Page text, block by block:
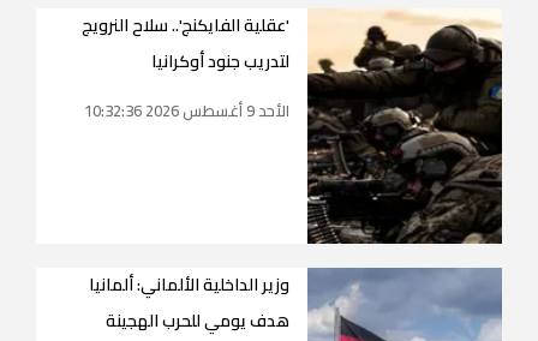
'عقلية الفايكنج'.. سلاح النرويج
لتدريب جنود أوكرانيا
الأحد 9 أغسطس 2026 10:32:36
وزير الداخلية الألماني: ألمانيا
هدف يومي للحرب الهجينة